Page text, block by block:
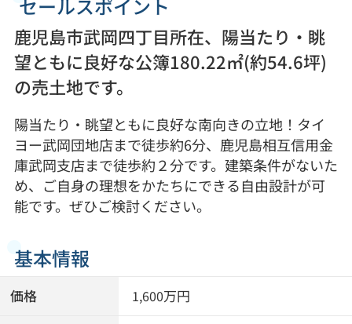
セールスポイント
鹿児島市武岡四丁目所在、陽当たり・眺
望ともに良好な公簿180.22㎡(約54.6坪)
の売土地です。
陽当たり・眺望ともに良好な南向きの立地！タイ
ヨー武岡団地店まで徒歩約6分、鹿児島相互信用金
庫武岡支店まで徒歩約２分です。建築条件がないた
め、ご自身の理想をかたちにできる自由設計が可
能です。ぜひご検討ください。
基本情報
価格 1,600万円